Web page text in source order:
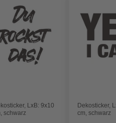
LxB: 9x10
schwarz
Dekosticker,
cm, schwarz